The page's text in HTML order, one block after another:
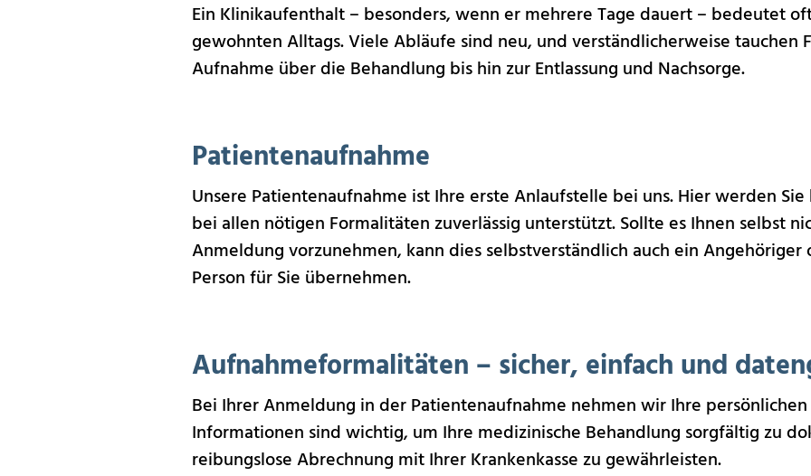
Ein Klinikaufenthalt – besonders, wenn er mehrere Tage dauert – bedeutet
gewohnten Alltags. Viele Abläufe sind neu, und verständlicherweise tauchen
Aufnahme über die Behandlung bis hin zur Entlassung und Nachsorge.
Patientenaufnahme
Unsere Patientenaufnahme ist Ihre erste Anlaufstelle bei uns. Hier werden
bei allen nötigen Formalitäten zuverlässig unterstützt. Sollte es Ihnen selbst
Anmeldung vorzunehmen, kann dies selbstverständlich auch ein
Person für Sie übernehmen.
Aufnahmeformalitäten – sicher, einfach und
Bei Ihrer Anmeldung in der Patientenaufnahme nehmen wir Ihre persönlichen
Informationen sind wichtig, um Ihre medizinische Behandlung sorgfältig zu
reibungslose Abrechnung mit Ihrer Krankenkasse zu gewährleisten.